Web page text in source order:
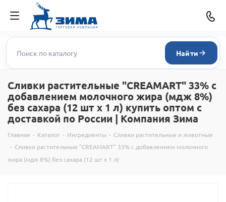
Найти
Сливки растительные "CREAMART" 33% c
добавлением молочного жира (мдж 8%)
без сахара (12 шт х 1 л) купить оптом с
доставкой по России | Компания Зима
Главная - Каталог - Ингредиенты - Сливки растительные и животные
- Сливки растительные "CREAMART" 33% c добавлением молочного
жира (мдж 8%) без сахара (12 шт х 1 л)